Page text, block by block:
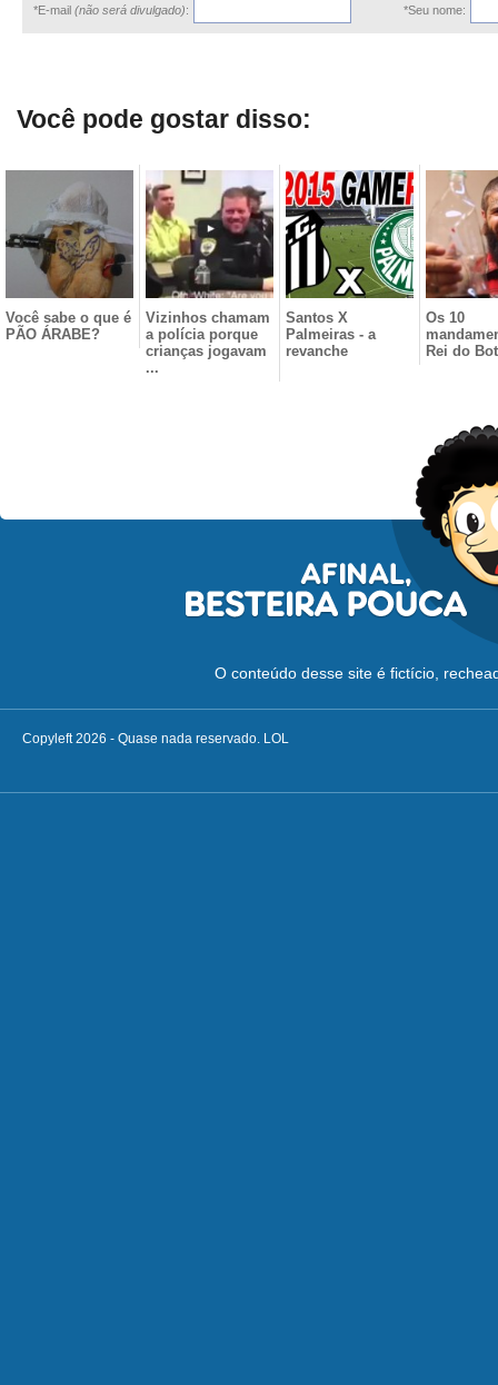
*E-mail (não será divulgado): *Seu nome:
Você pode gostar disso:
Você sabe o que é
PÃO ÁRABE?
Vizinhos chamam
a polícia porque
crianças jogavam
...
Santos X
Palmeiras - a
revanche
Os 10
Rei do
O conteúdo desse site é fictício,
Copyleft 2026 - Quase nada reservado. LOL